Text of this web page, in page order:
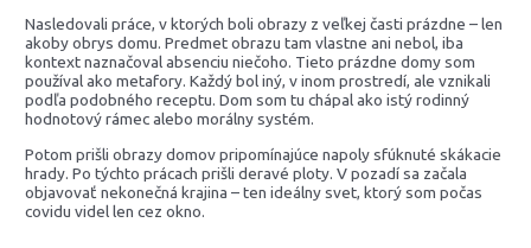
Nasledovali práce, v ktorých boli obrazy z veľkej časti prázdne – len
akoby obrys domu. Predmet obrazu tam vlastne ani nebol, iba
kontext naznačoval absenciu niečoho. Tieto prázdne domy som
používal ako metafory. Každý bol iný, v inom prostredí, ale vznikali
podľa podobného receptu. Dom som tu chápal ako istý rodinný
hodnotový rámec alebo morálny systém.
Potom prišli obrazy domov pripomínajúce napoly sfúknuté skákacie
hrady. Po týchto prácach prišli deravé ploty. V pozadí sa začala
objavovať nekonečná krajina – ten ideálny svet, ktorý som počas
covidu videl len cez okno.